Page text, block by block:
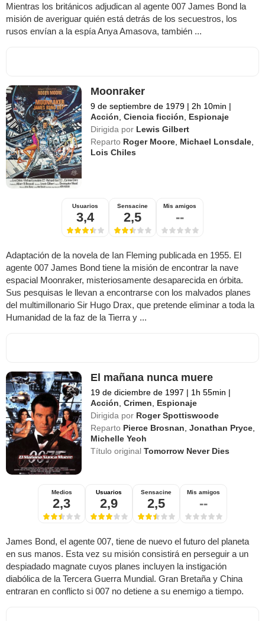
Mientras los británicos adjudican al agente 007 James Bond la
misión de averiguar quién está detrás de los secuestros, los
rusos envían a la espía Anya Amasova, también ...
Moonraker
9 de septiembre de 1979 | 2h 10min |
Acción ,Ciencia ficción
Espionaje
Dirigida por Lewis Gilbert
Reparto Roger Moore Michael Lonsdale
Lois Chiles
Usuarios
3,4
Sensacine
2,5
Mis amigos
--
Adaptación de la novela de Ian Fleming publicada en 1955. El
agente 007 James Bond tiene la misión de encontrar la nave
espacial Moonraker, misteriosamente desaparecida en órbita.
Sus pesquisas le llevan a encontrarse con los malvados planes
del multimillonario Sir Hugo Drax, que pretende eliminar a toda la
Humanidad de la faz de la Tierra y ...
El mañana nunca muere
19 de diciembre de 1997 | 1h 55min |
Acción ,Crimen
Espionaje
Dirigida por Roger Spottiswoode
Reparto Pierce Brosnan ,Jonathan Pryce
Michelle Yeoh
Título originalTomorrow Never Dies
Medios
2,3
Usuarios
2,9
Sensacine
2,5
Mis amigos
--
James Bond, el agente 007, tiene de nuevo el futuro del planeta
en sus manos. Esta vez su misión consistirá en perseguir a un
despiadado magnate cuyos planes incluyen la instigación
diabólica de la Tercera Guerra Mundial. Gran Bretaña y China
entraran en conflicto si 007 no detiene a su enemigo a tiempo.